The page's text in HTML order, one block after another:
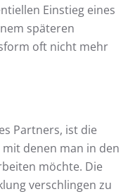
Einstieg eines
späteren
oft nicht mehr
Partners, ist die
denen man in den
möchte. Die
verschlingen zu